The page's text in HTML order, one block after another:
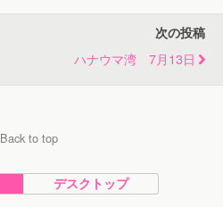
次の投稿
ハナウマ湾 7月13日
Back to top
デスクトップ